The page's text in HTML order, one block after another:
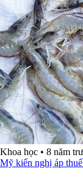
Khoa học • 8 năm
Mỹ kiến nghị áp